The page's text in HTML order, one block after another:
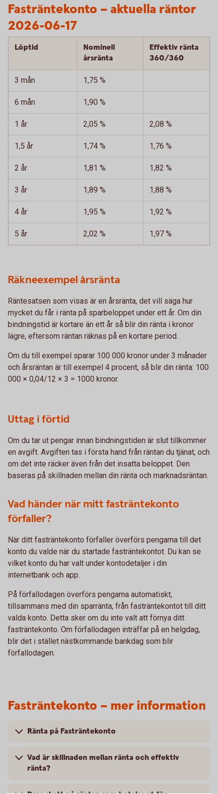
Fasträntekonto – aktuella räntor
2026-06-17
Löptid
Nominell
årsränta
Effektiv ränta
360/360
3 mån 1,75 %
6 mån 1,90 %
1 år 2,05 % 2,08 %
1,5 år 1,74 % 1,76 %
2 år 1,81 % 1,82 %
3 år 1,89 % 1,88 %
4 år 1,95 % 1,92 %
5 år 2,02 % 1,97 %
Räkneexempel årsränta
Räntesatsen som visas är en årsränta, det vill säga hur
mycket du får i ränta på sparbeloppet under ett år. Om din
bindningstid är kortare än ett år så blir din ränta i kronor
lägre, eftersom räntan räknas på en kortare period.
Om du till exempel sparar 100 000 kronor under 3 månader
och årsräntan är till exempel 4 procent, så blir din ränta: 100
000 × 0,04/12 × 3 = 1000 kronor.
Uttag i förtid
Om du tar ut pengar innan bindningstiden är slut tillkommer
en avgift. Avgiften tas i första hand från räntan du tjänat, och
om det inte räcker även från det insatta beloppet. Den
baseras på skillnaden mellan din ränta och marknadsräntan.
Vad händer när mitt fasträntekonto
förfaller?
När ditt fasträntekonto förfaller överförs pengarna till det
konto du valde när du startade fasträntekontot. Du kan se
vilket konto du har valt under kontodetaljer i din
internetbank och app.
På förfallodagen överförs pengarna automatiskt,
tillsammans med din sparränta, från fasträntekontot till ditt
valda konto. Detta sker om du inte valt att förnya ditt
fasträntekonto. Om förfallodagen inträffar på en helgdag,
blir det i stället nästkommande bankdag som blir
förfallodagen.
Fasträntekonto – mer information
Ränta på Fasträntekonto
Vad är skillnaden mellan ränta och effektiv
ränta?